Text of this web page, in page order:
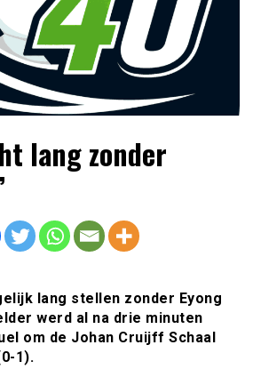
Voetbalnieuws |
&
voetbal |
en achtergronden over clubs,
uit binnen- en buitenland.
lang zonder
lang stellen zonder Eyong
werd al na drie minuten
om de Johan Cruijff Schaal
1).